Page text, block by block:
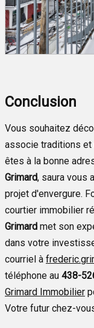
Conclusion
Vous souhaitez
associe traditions et
êtes à la bonne
Grimard, saura vous
projet d'envergure.
courtier immobilier
Grimard met son
dans votre
courriel à
téléphone au 438-
Grimard Immobilier
Votre futur chez-